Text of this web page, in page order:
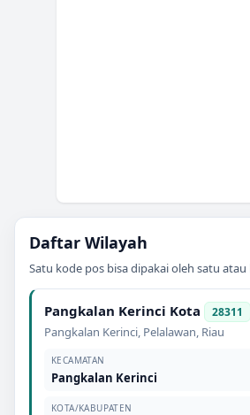
Daftar Wilayah
Satu kode pos bisa dipakai oleh satu
Pangkalan Kerinci Kota 28311
Pangkalan Kerinci, Pelalawan, Riau
KECAMATAN
Pangkalan Kerinci
KOTA/KABUPATEN